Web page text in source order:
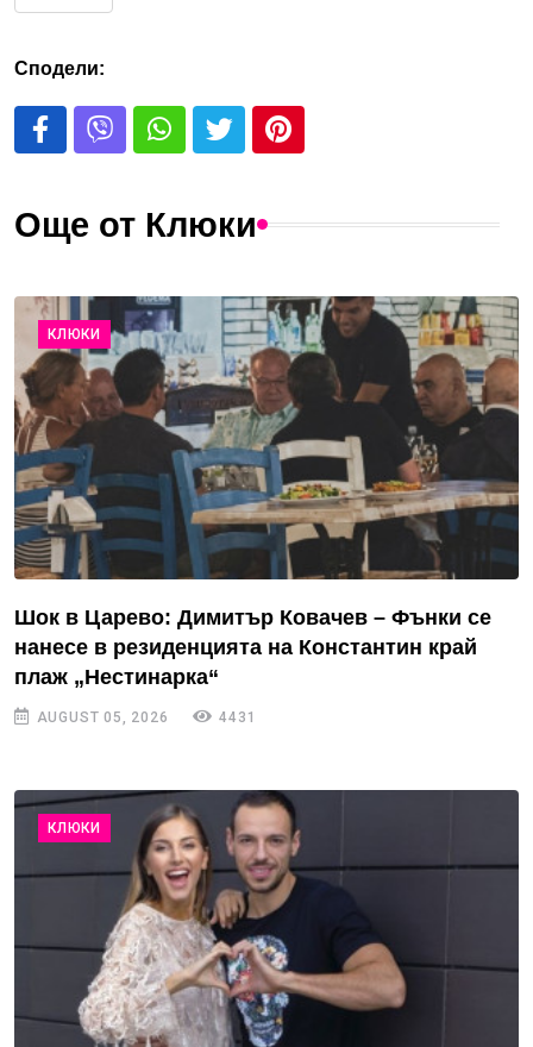
Сподели:
Още от Клюки
КЛЮКИ
Шок в Царево: Димитър Ковачев – Фънки се
нанесе в резиденцията на Константин край
плаж „Нестинарка“
AUGUST 05, 2026 4431
КЛЮКИ